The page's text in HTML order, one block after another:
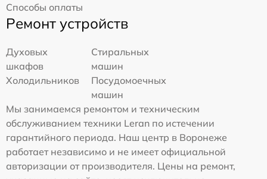
Способы оплаты
Ремонт устройств
Духовых
шкафов
Стиральных
машин
Холодильников
Посудомоечных
машин
Мы занимаемся ремонтом и техническим
обслуживанием техники Leran по истечении
гарантийного периода. Наш центр в Воронеже
работает независимо и не имеет официальной
авторизации от производителя. Цены на ремонт,